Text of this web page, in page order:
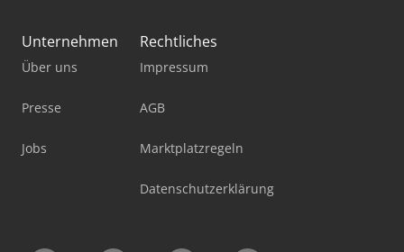
Unternehmen
Über uns
Presse
Jobs
Rechtliches
Impressum
AGB
Marktplatzregeln
Datenschutzerklärung